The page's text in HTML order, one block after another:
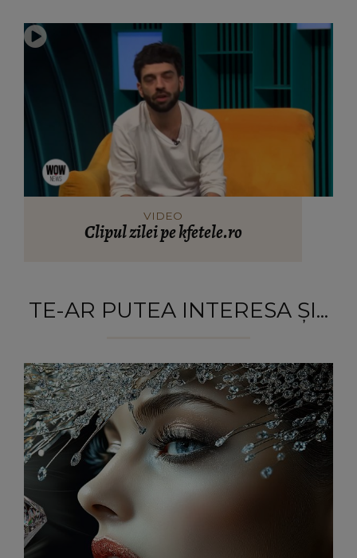
VIDEO
Clipul zilei pe kfetele.ro
TE-AR PUTEA INTERESA ȘI...